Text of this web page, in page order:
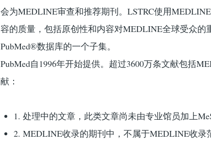
会为MEDLINE审查和推荐期刊。LSTRC使用
容的质量，包括原创性和内容对MEDLINE全球受众的
PubMed®数据库的一个子集。
PubMed自1996年开始提供。超过3600万条文献包括
献：
1. 处理中的文章，此类文章尚未由专业馆员加上
2. MEDLINE收录的期刊中，不属于MEDLINE收